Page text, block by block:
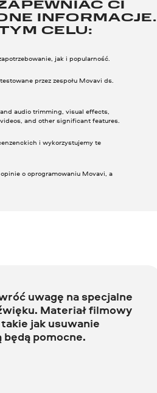
CI
INFORMACJE.
CELU:
jak i popularność.
przez zespołu Movavi ds.
audio trimming, visual effects,
and other significant features.
i wykorzystujemy te
o oprogramowaniu Movavi, a
uwagę na specjalne
Materiał filmowy
jak usuwanie
pomocne.